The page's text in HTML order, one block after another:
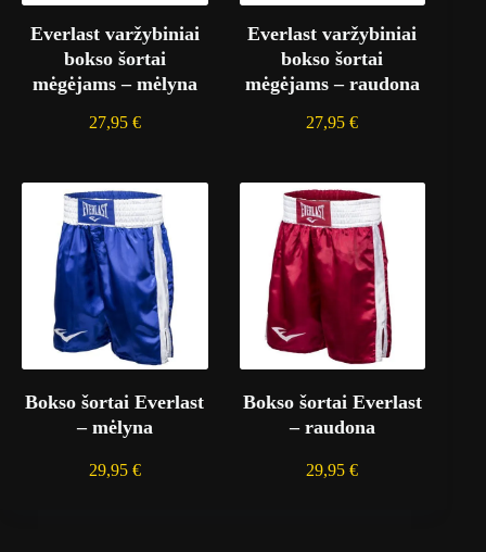
d
Everlast varžybiniai
bokso šortai
mėgėjams – mėlyna
27,95 €
Everlast varžybiniai
bokso šortai
mėgėjams – raudona
27,95€
Bokso šortai Everlast
– mėlyna
29,95 €
Bokso šortai Everlast
– raudona
29,95€